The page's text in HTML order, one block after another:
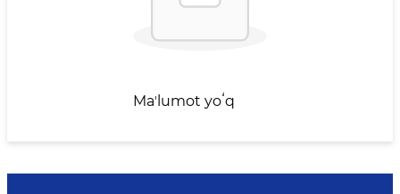
Maʼlumot yoʻq